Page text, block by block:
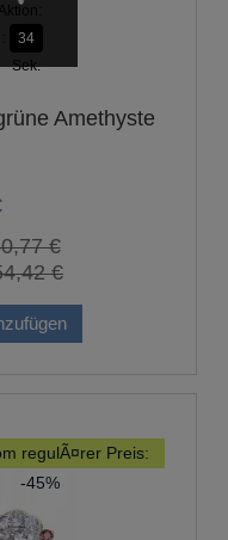
33
Sek.
Amethyste
€
€
regulÃ¤rer Preis:
-45%